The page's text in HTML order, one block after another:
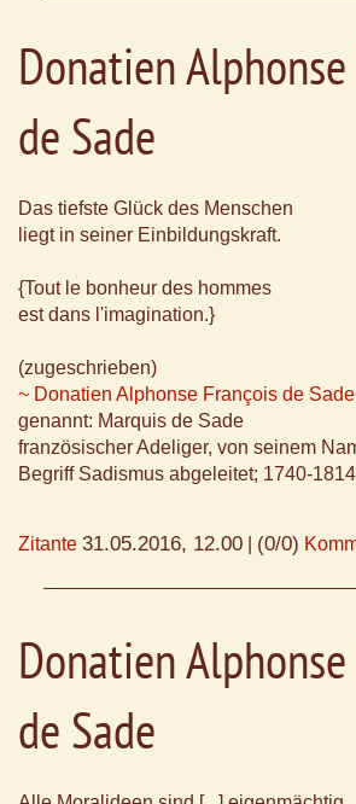
Donatien
de Sade
Das tiefste Glück des Menschen
liegt in seiner Einbildungskraft.
{Tout le bonheur des hommes
est dans l'imagination.}
(zugeschrieben)
~ Donatien Alphonse François de
genannt: Marquis de Sade
französischer Adeliger, von seinem
Begriff Sadismus abgeleitet; 1740-1814
Zitante 31.05.2016, 12.00 (0/0)
Donatien
de Sade